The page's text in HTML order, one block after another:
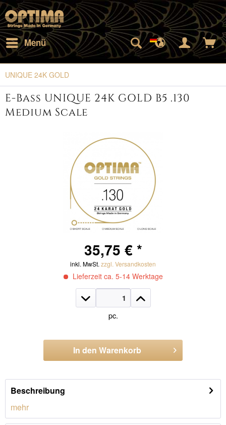
Menü
UNIQUE 24K GOLD
E-Bass UNIQUE 24K GOLD B5 .130
Medium Scale
35,75 € *
inkl. MwSt. zzgl. Versandkosten
Lieferzeit ca. 5-14 Werktage
pc.
In den Warenkorb
Artikel-Nr.: GBU130.M
Beschreibung
mehr